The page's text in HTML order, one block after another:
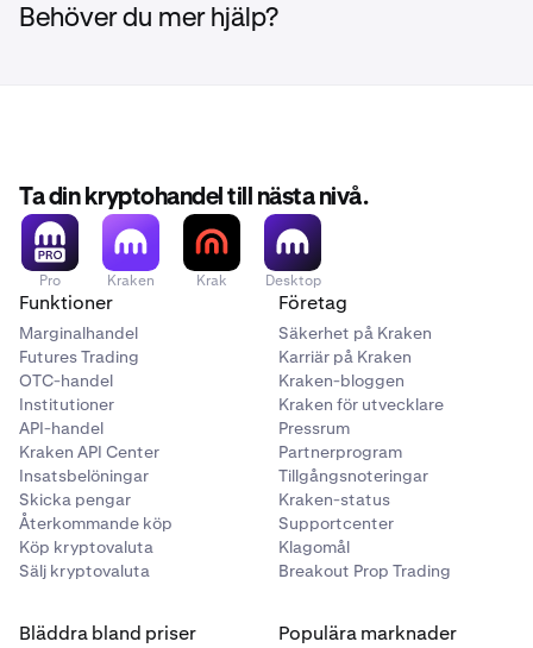
Behöver du mer hjälp?
Ta din kryptohandel till nästa nivå.
Pro Kraken Krak Desktop
Funktioner
Marginalhandel
Futures Trading
OTC-handel
Institutioner
API-handel
Kraken API Center
Insatsbelöningar
Skicka pengar
Återkommande köp
Köp kryptovaluta
Sälj kryptovaluta
Företag
Säkerhet på Kraken
Karriär på Kraken
Kraken-bloggen
Kraken för utvecklare
Pressrum
Partnerprogram
Tillgångsnoteringar
Kraken-status
Supportcenter
Klagomål
Breakout Prop Trading
Bläddra bland priser Populära marknader